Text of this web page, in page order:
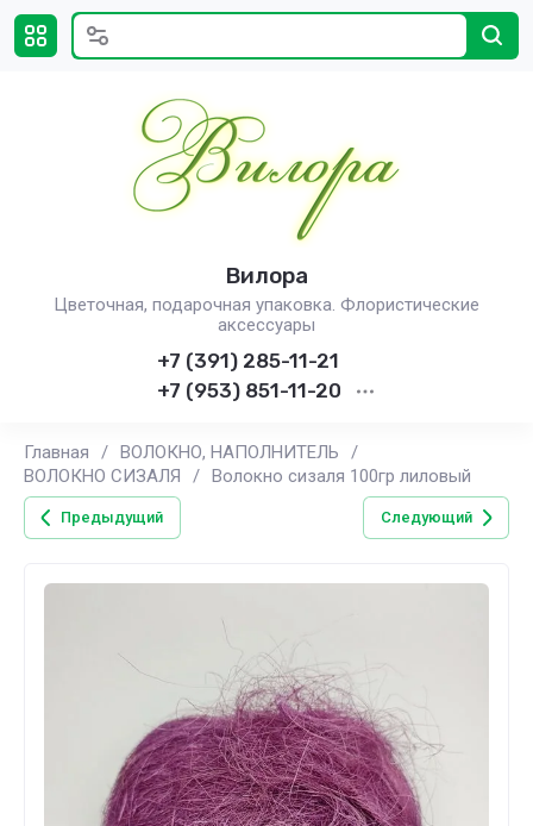
Вилора
Цветочная, подарочная упаковка. Флористические
аксессуары
+7 (391) 285-11-21
+7 (953) 851-11-20
Главная / ВОЛОКНО, НАПОЛНИТЕЛЬ
/
ВОЛОКНО СИЗАЛЯ
/ Волокно сизаля 100гр лиловый
Предыдущий Следующий